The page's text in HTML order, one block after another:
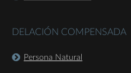
DELACIÓN COMPENSADA
Persona Natural